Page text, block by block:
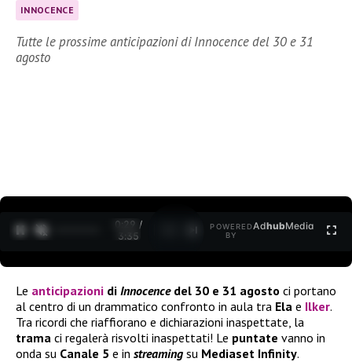
INNOCENCE
Tutte le prossime anticipazioni di Innocence del 30 e 31
agosto
0:30 /
3:35
POWERED
BY
AdhubMedia
Le anticipazioni di Innocencedel 30 e 31 agosto ci portano
al centro di un drammatico confronto in aula tra Ela e Ilker.
Tra ricordi che riaffiorano e dichiarazioni inaspettate, la
trama ci regalerà risvolti inaspettati! Le puntate vanno in
onda su Canale 5 e in streaming su Mediaset Infinity.